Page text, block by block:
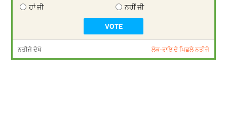
ਹਾਂ ਜੀ ਨਹੀਂ ਜੀ
ਨਤੀਜੇ ਦੇਖੋ ਲੋਕ-ਰਾਇ ਦੇ ਪਿਛਲੇ ਨਤੀਜੇ